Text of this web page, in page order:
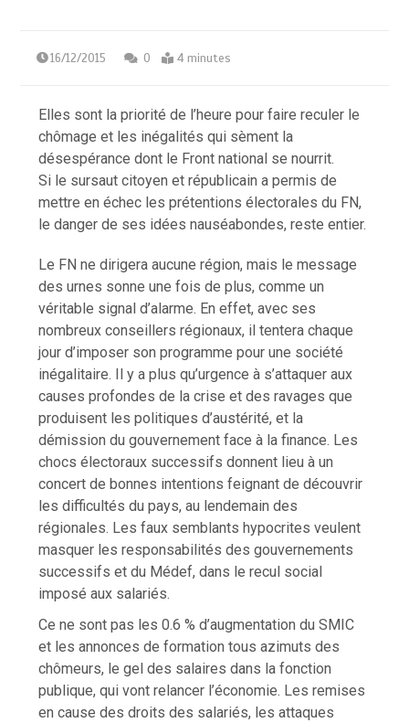
16/12/2015 0 4 minutes
Elles sont la priorité de l’heure pour faire reculer le
chômage et les inégalités qui sèment la
désespérance dont le Front national se nourrit.
Si le sursaut citoyen et républicain a permis de
mettre en échec les prétentions électorales du FN,
le danger de ses idées nauséabondes, reste entier.
Le FN ne dirigera aucune région, mais le message
des urnes sonne une fois de plus, comme un
véritable signal d’alarme. En effet, avec ses
nombreux conseillers régionaux, il tentera chaque
jour d’imposer son programme pour une société
inégalitaire. Il y a plus qu’urgence à s’attaquer aux
causes profondes de la crise et des ravages que
produisent les politiques d’austérité, et la
démission du gouvernement face à la finance. Les
chocs électoraux successifs donnent lieu à un
concert de bonnes intentions feignant de découvrir
les difficultés du pays, au lendemain des
régionales. Les faux semblants hypocrites veulent
masquer les responsabilités des gouvernements
successifs et du Médef, dans le recul social
imposé aux salariés.
Ce ne sont pas les 0.6 % d’augmentation du SMIC
et les annonces de formation tous azimuts des
chômeurs, le gel des salaires dans la fonction
publique, qui vont relancer l’économie. Les remises
en cause des droits des salariés, les attaques